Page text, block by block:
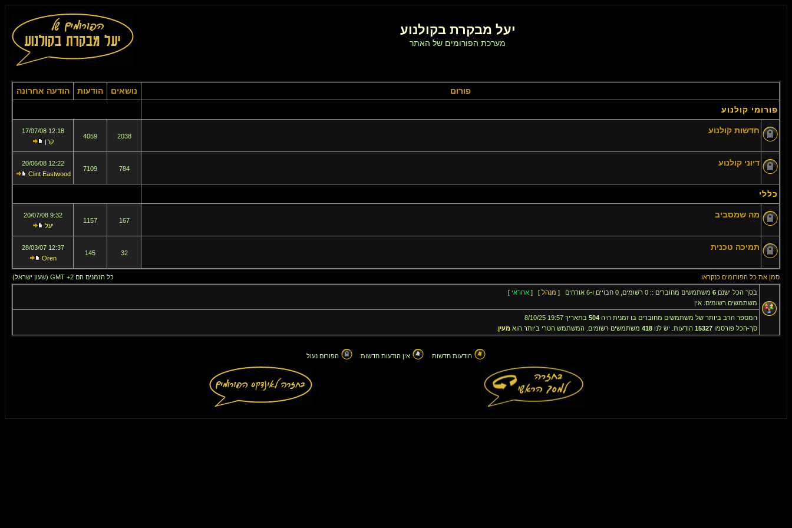
יעל מבקרת בקולנוע
מערכת הפורומים של האתר
פורום נושאים הודעות
הודעה אחרונה
פורומי קולנוע
חדשות קולנוע
2038
4059
12:18 17/07/08
קרן
דיוני קולנוע
784
7109
12:22 20/06/08
Clint Eastwood
כללי
מה שמסביב
167
1157
9:32 20/07/08
יעל
תמיכה טכנית
32
145
12:37 28/03/07
Oren
סמן את כל הפורומים כנקראו כל הזמנים הם GMT +2 (שעון ישראל)
בסך הכל ישנם 6 משתמשים מחוברים :: 0 רשומים, 0 חבויים ו-6 אורחים [ מנהל ] [ אחראי ]
משתמשים רשומים: אין
המספר הרב ביותר של משתמשים מחוברים בו זמנית היה 504 בתאריך 19:57 8/10/25
סך-הכל פורסמו 15327 הודעות. יש לנו 418 משתמשים רשומים. המשתמש הטרי ביותר הוא מעין
הודעות חדשות אין הודעות חדשות הפורום נעול